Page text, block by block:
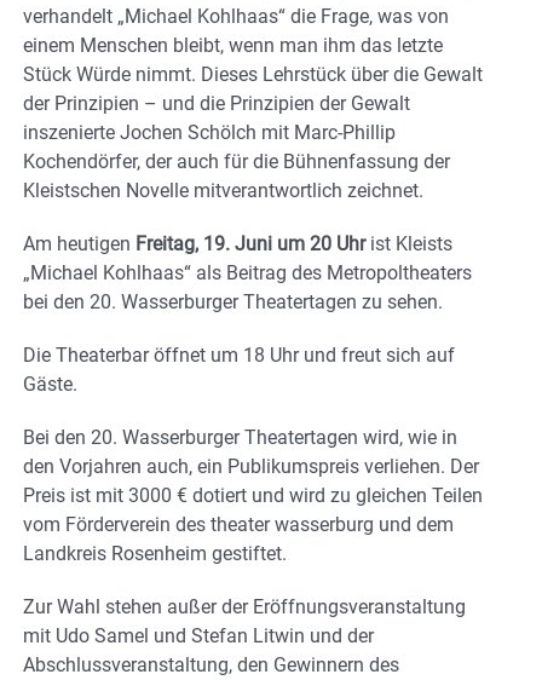
verhandelt „Michael Kohlhaas“ die Frage, was von
einem Menschen bleibt, wenn man ihm das letzte
Stück Würde nimmt. Dieses Lehrstück über die Gewalt
der Prinzipien – und die Prinzipien der Gewalt
inszenierte Jochen Schölch mit Marc-Phillip
Kochendörfer, der auch für die Bühnenfassung der
Kleistschen Novelle mitverantwortlich zeichnet.
Am heutigen Freitag, 19. Juni um 20 Uhrist Kleists
„Michael Kohlhaas“ als Beitrag des Metropoltheaters
bei den 20. Wasserburger Theatertagen zu sehen.
Die Theaterbar öffnet um 18 Uhr und freut sich auf
Gäste.
Bei den 20. Wasserburger Theatertagen wird, wie in
den Vorjahren auch, ein Publikumspreis verliehen. Der
Preis ist mit 3000 € dotiert und wird zu gleichen Teilen
vom Förderverein des theater wasserburg und dem
Landkreis Rosenheim gestiftet.
Zur Wahl stehen außer der Eröffnungsveranstaltung
mit Udo Samel und Stefan Litwin und der
Abschlussveranstaltung, den Gewinnern des